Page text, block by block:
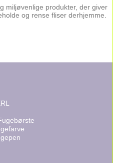
miljøvenlige produkter, der giver
og rense fliser derhjemme.